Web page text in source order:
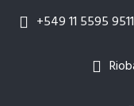
+549 11 5595 9511